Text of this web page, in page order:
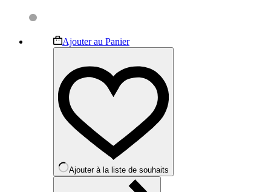
Ajouter au PanierCe
produit
plusieurs
variations.
options
peuvent
être
choisies
sur
page
du
Ajouter à la liste de souhaits